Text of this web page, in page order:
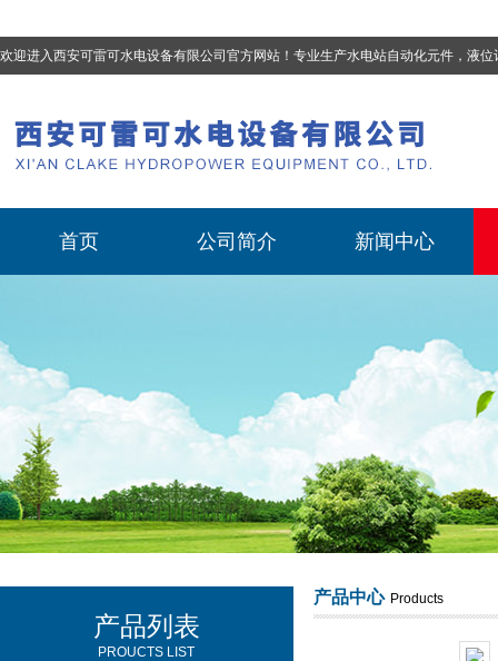
欢迎进入西安可雷可水电设备有限公司官方网站！专业生产水电站自动化元件，液位计、流量计、压力变送器、油混水控制器、温度传感器、电磁阀球阀蝶阀、测速装置、位移
西安可雷可水电设备有限公司
首页 公司简介 新闻中心
产品列表
PROUCTS LIST
产品中心 Products